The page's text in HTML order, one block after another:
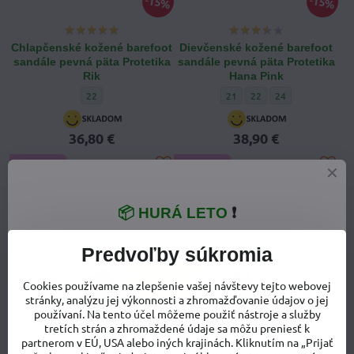
Chlapčenské kožené barefoot
sandále pevná päta Protetika
Rik
Chlapčenské kožené barefoot sandále pevná päta Protetika
22
36,80 €
Dievčenské kožené barefoot
sandále pevná päta Protetika
Hana Pink
Dievčenské kožené barefoot
21 Dievčenské kožené
22 Dievčenské
24
38,90 €
NOVINKA
Detské sandále Igor Bay Sand
Biela káva
NOVINKA
Detské letné sandále
Predvoľby súkromia
Cookies používame na zlepšenie vašej návštevy tejto webovej
stránky, analýzu jej výkonnosti a zhromažďovanie údajov o jej
používaní. Na tento účel môžeme použiť nástroje a služby
tretích strán a zhromaždené údaje sa môžu preniesť k
partnerom v EÚ, USA alebo iných krajinách. Kliknutím na „Prijať
📦 HURÁ LETO ❗